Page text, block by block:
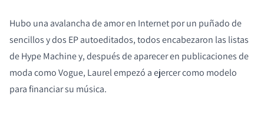
Hubo una avalancha de amor en Internet por un puñado de
sencillos y dos EP autoeditados, todos encabezaron las listas
de Hype Machine y, después de aparecer en publicaciones de
moda como Vogue, Laurel empezó a ejercer como modelo
para financiar su música.